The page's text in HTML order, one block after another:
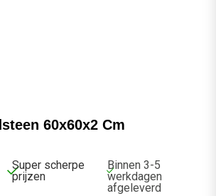
60x60x2 Cm
Super scherpe
prijzen
Binnen 3-5
werkdagen
afgeleverd